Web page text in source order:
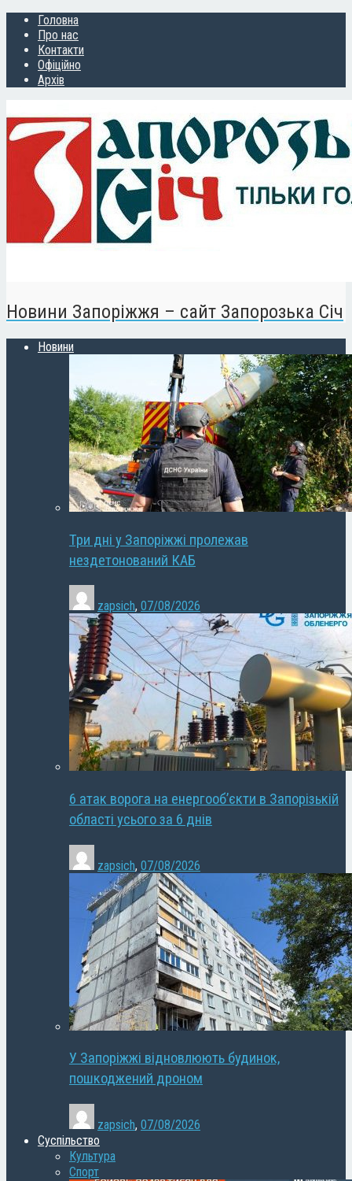
Головна
Про нас
Контакти
Офіційно
Архів
Новини Запоріжжя – сайт Запорозька Січ
Новини
Три дні у Запоріжжі пролежав
нездетонований КАБ
zapsich, 07/08/2026
6 атак ворога на енергооб’єкти в Запорізькій
області усього за 6 днів
zapsich, 07/08/2026
У Запоріжжі відновлюють будинок,
пошкоджений дроном
zapsich, 07/08/2026
Суспільство
Культура
Спорт